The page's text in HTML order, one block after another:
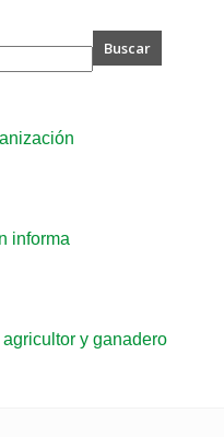
informa
y ganadero